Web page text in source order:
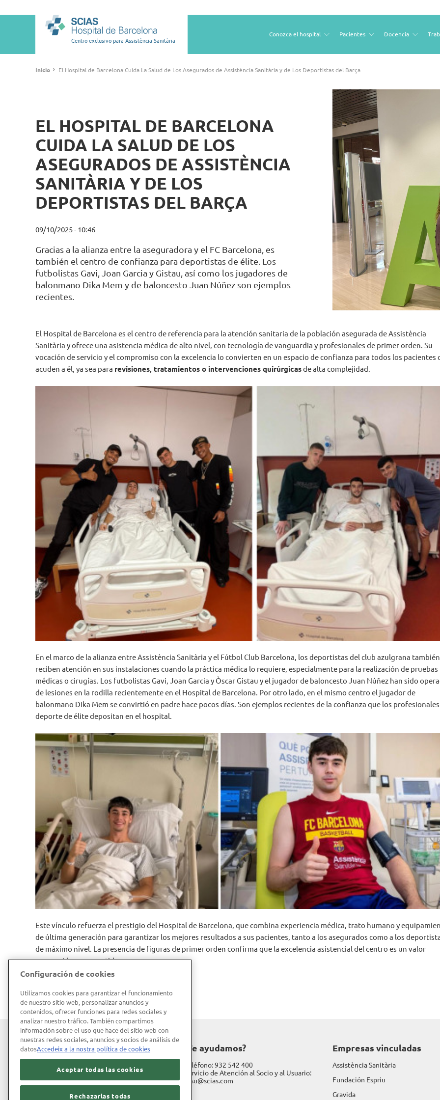
al
Centro exclusivo para Assistència Sanitària
Main
navigation
Conozca el hospital Pacientes Docencia
Ruta
Inicio › El Hospital de Barcelona Cuida La Salud de Los Asegurados de Assistència Sanitària y de Los Deportistas del Barça
EL HOSPITAL DE BARCELONA
CUIDA LA SALUD DE LOS
ASEGURADOS DE ASSISTÈNCIA
SANITÀRIA Y DE LOS
DEPORTISTAS DEL BARÇA
09/10/2025 - 10:46
Gracias a la alianza entre la aseguradora y el FC Barcelona, es
también el centro de confianza para deportistas de élite. Los
futbolistas Gavi, Joan Garcia y Gistau, así como los jugadores de
balonmano Dika Mem y de baloncesto Juan Núñez son ejemplos
recientes.
El Hospital de Barcelona es el centro de referencia para la atención sanitaria de la población asegurada de Assistència
Sanitària y ofrece una asistencia médica de alto nivel, con tecnología de vanguardia y profesionales de primer orden. Su
vocación de servicio y el compromiso con la excelencia lo convierten en un espacio de confianza para todos los pacientes
acuden a él, ya sea para revisiones, tratamientos o intervenciones quirúrgicasde alta complejidad.
En el marco de la alianza entre Assistència Sanitària y el Fútbol Club Barcelona, los deportistas del club azulgrana también
reciben atención en sus instalaciones cuando la práctica médica lo requiere, especialmente para la realización de pruebas
médicas o cirugías. Los futbolistas Gavi, Joan Garcia y Òscar Gistau y el jugador de baloncesto Juan Núñez han sido
de lesiones en la rodilla recientemente en el Hospital de Barcelona. Por otro lado, en el mismo centro el jugador de
balonmano Dika Mem se convirtió en padre hace pocos días. Son ejemplos recientes de la confianza que los
deporte de élite depositan en el hospital.
Este vínculo refuerza el prestigio del Hospital de Barcelona, que combina experiencia médica, trato humano y
de última generación para garantizar los mejores resultados a sus pacientes, tanto a los asegurados como a los
de máximo nivel. La presencia de figuras de primer orden confirma que la excelencia asistencial del centro es un valor
reconocido y compartido.
Hospital de Barcelona
08034 Barcelona
Trabaja con nosotros
¿Te ayudamos?
Teléfono:932 542 400
Servicio de Atención al Socio y al Usuario:
sasu@scias.com
Empresas vinculadas
Assistència Sanitària
Fundación Espriu
Gravida
Configuración de cookies
Utilizamos cookies para garantizar el funcionamiento
de nuestro sitio web, personalizar anuncios y
contenidos, ofrecer funciones para redes sociales y
analizar nuestro tráfico. También compartimos
información sobre el uso que hace del sitio web con
nuestras redes sociales, anuncios y socios de análisis de
datosAccedeix a la nostra política de cookies
Aceptar todas las cookies
Rechazarlas todas